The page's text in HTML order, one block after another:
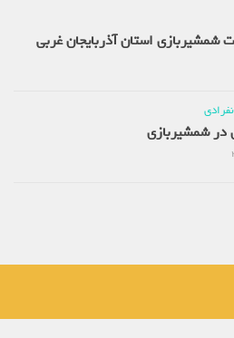
شمشیربازی استان آذربایجان غربی
در شمشیربازی